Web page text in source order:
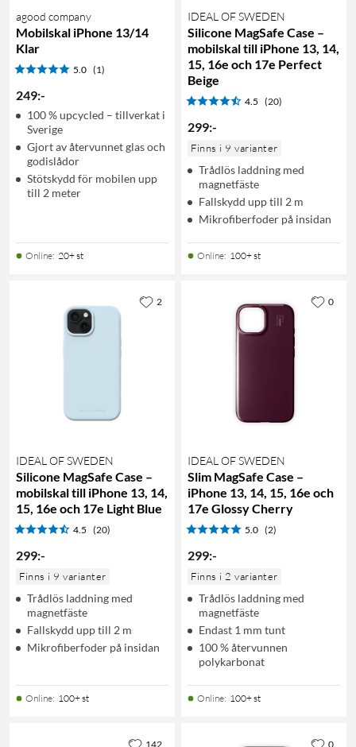
agood company
Mobilskal iPhone 13/14
Klar
5.0 (1)
249:-
100 % upcycled – tillverkat i
Sverige
Gjort av återvunnet glas och
godislådor
Stötskydd för mobilen upp
till 2 meter
Online: 20+ st
IDEAL OF SWEDEN
Silicone MagSafe Case –
mobilskal till iPhone 13, 14,
15, 16e och 17e Perfect
Beige
4.5 (20)
299:-
Finns i 9 varianter
Trådlös laddning med
magnetfäste
Fallskydd upp till 2 m
Mikrofiberfoder på insidan
Online: 100+ st
IDEAL OF SWEDEN
Silicone MagSafe Case –
mobilskal till iPhone 13, 14,
15, 16e och 17e Light Blue
4.5 (20)
299:-
Finns i 9 varianter
Trådlös laddning med
magnetfäste
Fallskydd upp till 2 m
Mikrofiberfoder på insidan
Online: 100+ st
2
IDEAL OF SWEDEN
Slim MagSafe Case –
iPhone 13, 14, 15, 16e och
17e Glossy Cherry
5.0 (2)
299:-
Finns i 2 varianter
Trådlös laddning med
magnetfäste
Endast 1 mm tunt
100 % återvunnen
polykarbonat
Online: 100+ st
0
142 0